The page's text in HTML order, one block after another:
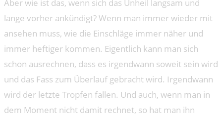
Aber wie ist das, wenn sich das Unheil langsam und
lange vorher ankündigt? Wenn man immer wieder mit
ansehen muss, wie die Einschläge immer näher und
immer heftiger kommen. Eigentlich kann man sich
schon ausrechnen, dass es irgendwann soweit sein wird
und das Fass zum Überlauf gebracht wird. Irgendwann
wird der letzte Tropfen fallen. Und auch, wenn man in
dem Moment nicht damit rechnet, so hat man ihn